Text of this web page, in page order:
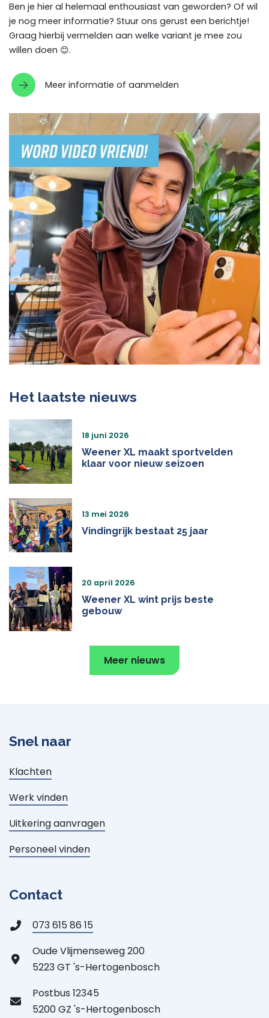
Ben je hier al helemaal enthousiast van geworden? Of wil
je nog meer informatie? Stuur ons gerust een berichtje!
Graag hierbij vermelden aan welke variant je mee zou
willen doen 😊.
Meer informatie of aanmelden
Het laatste nieuws
Weener XL maakt sportvelden
klaar voor nieuw seizoen
18 juni 2026
Vindingrijk bestaat 25 jaar
13 mei 2026
Weener XL wint prijs beste
gebouw
20 april 2026
Meer nieuws
Snel naar
Klachten
Werk vinden
Uitkering aanvragen
Personeel vinden
Contact
073 615 86 15
Oude Vlijmenseweg 200
5223 GT 's-Hertogenbosch
Postbus 12345
5200 GZ 's-Hertogenbosch